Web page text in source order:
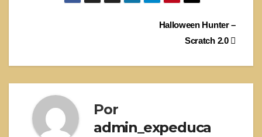
Halloween Hunter –
Scratch 2.0
Por
admin_expeduca